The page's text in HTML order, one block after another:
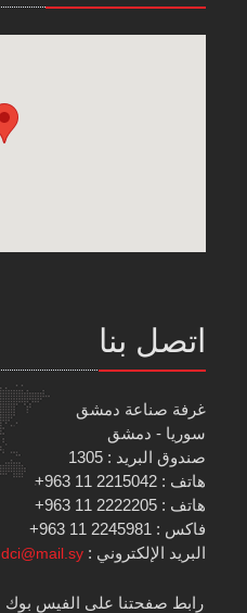
اتصل بنا
غرفة صناعة دمشق
سوريا - دمشق
صندوق البريد : 1305
هاتف : 2215042 11 963+
هاتف : 2222205 11 963+
فاكس : 2245981 11 963+
البريد الإلكتروني :dci@mail.sy
رابط صفحتنا على الفيس بوك